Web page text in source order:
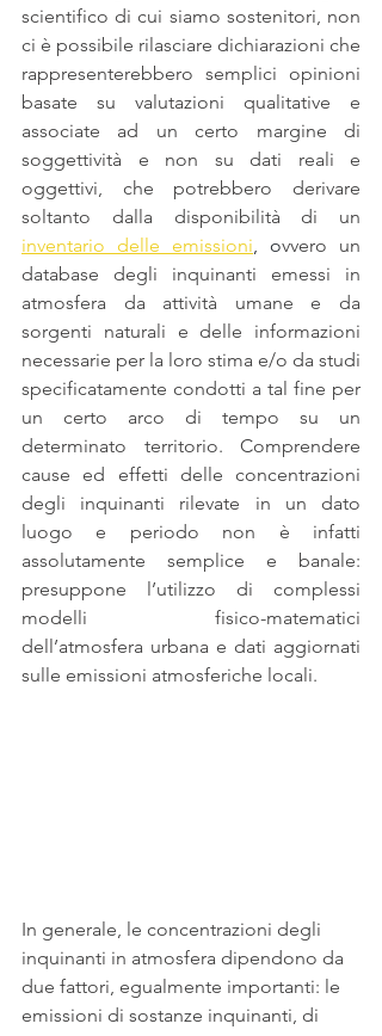
scientifico di cui siamo sostenitori, non
ci è possibile rilasciare dichiarazioni che
rappresenterebbero semplici opinioni
basate su valutazioni qualitative e
associate ad un certo margine di
soggettività e non su dati reali e
oggettivi, che potrebbero derivare
inventario delle emissioni
ovvero un
database degli inquinanti emessi in
atmosfera da attività umane e da
sorgenti naturali e delle informazioni
necessarie per la loro stima e/o da studi
specificatamente condotti a tal fine per
un certo arco di tempo su un
determinato territorio. Comprendere
cause ed effetti delle concentrazioni
degli inquinanti rilevate in un dato
luogo e periodo non è infatti
assolutamente semplice e banale:
presuppone l’utilizzo di complessi
modelli fisico-matematici
dell’atmosfera urbana e dati aggiornati
sulle emissioni atmosferiche locali.
In generale, le concentrazioni degli
inquinanti in atmosfera dipendono da
due fattori, egualmente importanti: le
emissioni di sostanze inquinanti, di